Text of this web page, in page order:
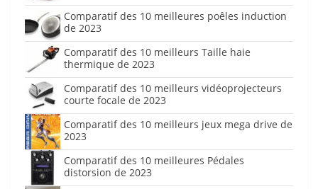
Comparatif des 10 meilleures poêles induction
de 2023
Comparatif des 10 meilleurs Taille haie
thermique de 2023
Comparatif des 10 meilleurs vidéoprojecteurs
courte focale de 2023
Comparatif des 10 meilleurs jeux mega drive de
2023
Comparatif des 10 meilleures Pédales
distorsion de 2023